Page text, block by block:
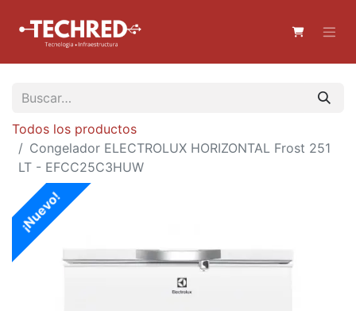
Todos los productos
Congelador ELECTROLUX HORIZONTAL Frost 251
LT - EFCC25C3HUW
¡Nuevo!